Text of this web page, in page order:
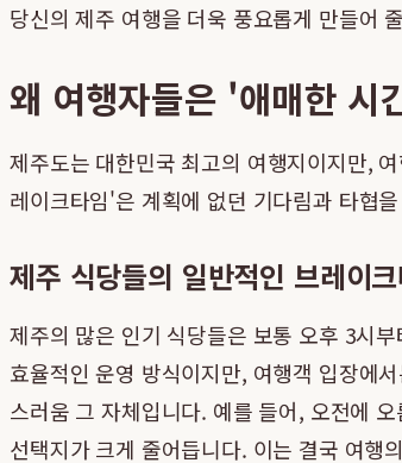
당신의 제주 여행을 더욱 풍요롭게 만들어
왜 여행자들은 '애매한 시
제주도는 대한민국 최고의 여행지이지만,
레이크타임'은 계획에 없던 기다림과 타협
제주 식당들의 일반적인 브레이
제주의 많은 인기 식당들은 보통 오후 3시
효율적인 운영 방식이지만, 여행객 입장에
스러움 그 자체입니다. 예를 들어, 오전에
선택지가 크게 줄어듭니다. 이는 결국 여행